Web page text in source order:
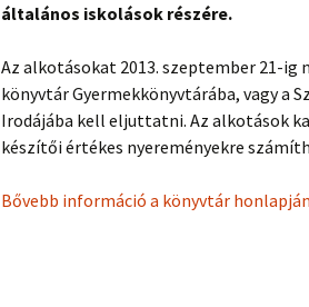
általános iskolások részére.
Az alkotásokat 2013. szeptember 21-
könyvtár Gyermekkönyvtárába, vagy a
Irodájába kell eljuttatni. Az alkotások
készítői értékes nyereményekre
Bővebb információ a könyvtár honlapján